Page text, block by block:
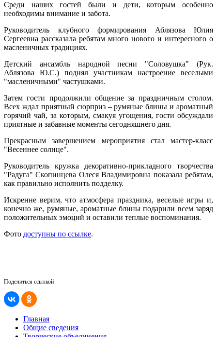
Среди наших гостей были и дети, которым особенно
необходимы внимание и забота.
Руководитель клубного формирования Аблязова Юлия
Сергеевна рассказала ребятам много нового и интересного о
масленичных традициях.
Детский ансамбль народной песни "Соловушка" (Рук.
Аблязова Ю.С.) поднял участникам настроение веселыми
"масленичными" частушками.
Затем гости продолжили общение за праздничным столом.
Всех ждал приятный сюрприз – румяные блины и ароматный
горячий чай, за которым, смакуя угощения, гости обсуждали
приятные и забавные моменты сегодняшнего дня.
Прекрасным завершением мероприятия стал мастер-класс
"Весеннее солнце".
Руководитель кружка декоративно-прикладного творчества
"Радуга" Скопинцева Олеся Владимировна показала ребятам,
как правильно исполнить подделку.
Искренне верим, что атмосфера праздника, веселые игры и,
конечно же, румяные, ароматные блины подарили всем заряд
положительных эмоций и оставили теплые воспоминания.
Фото доступны по ссылке.
Поделиться ссылкой
Главная
Общие сведения